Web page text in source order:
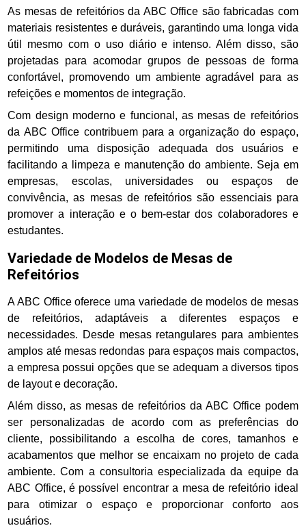
As mesas de refeitórios da ABC Office são fabricadas com
materiais resistentes e duráveis, garantindo uma longa vida
útil mesmo com o uso diário e intenso. Além disso, são
projetadas para acomodar grupos de pessoas de forma
confortável, promovendo um ambiente agradável para as
refeições e momentos de integração.
Com design moderno e funcional, as mesas de refeitórios
da ABC Office contribuem para a organização do espaço,
permitindo uma disposição adequada dos usuários e
facilitando a limpeza e manutenção do ambiente. Seja em
empresas, escolas, universidades ou espaços de
convivência, as mesas de refeitórios são essenciais para
promover a interação e o bem-estar dos colaboradores e
estudantes.
Variedade de Modelos de Mesas de
Refeitórios
A ABC Office oferece uma variedade de modelos de mesas
de refeitórios, adaptáveis a diferentes espaços e
necessidades. Desde mesas retangulares para ambientes
amplos até mesas redondas para espaços mais compactos,
a empresa possui opções que se adequam a diversos tipos
de layout e decoração.
Além disso, as mesas de refeitórios da ABC Office podem
ser personalizadas de acordo com as preferências do
cliente, possibilitando a escolha de cores, tamanhos e
acabamentos que melhor se encaixam no projeto de cada
ambiente. Com a consultoria especializada da equipe da
ABC Office, é possível encontrar a mesa de refeitório ideal
para otimizar o espaço e proporcionar conforto aos
usuários.